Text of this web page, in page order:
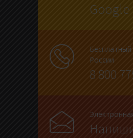
Google
России
8 800